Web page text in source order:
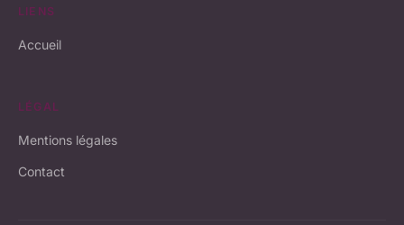
LIENS
Accueil
LÉGAL
Mentions légales
Contact